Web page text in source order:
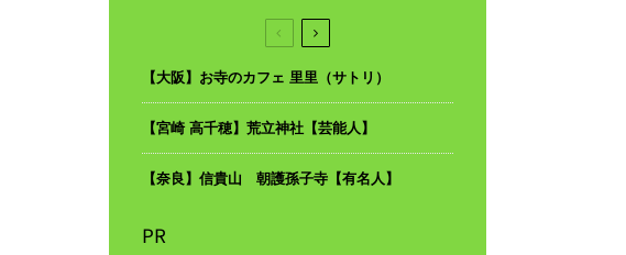
【大阪】お寺のカフェ 里里（サトリ）
【宮崎 高千穂】荒立神社【芸能人】
【奈良】信貴山 朝護孫子寺【有名人】
PR